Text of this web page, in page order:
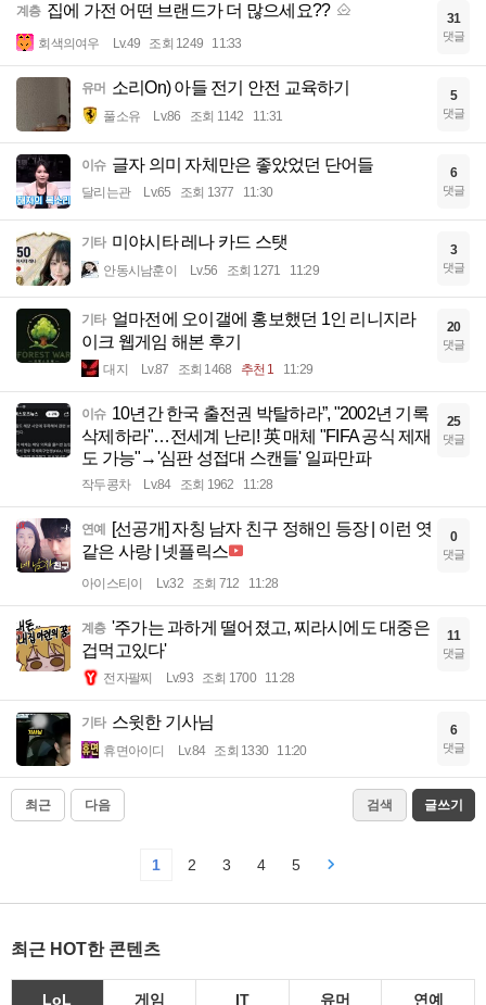
계층 집에 가전 어떤 브랜드가 더 많으세요??
회색의여우 Lv.49 조회 1249 11:33
31
댓글
유머 소리On) 아들 전기 안전 교육하기
풀소유 Lv.86 조회 1142 11:31
5
댓글
이슈 글자 의미 자체만은 좋았었던 단어들
달리는관 Lv.65 조회 1377 11:30
6
댓글
기타 미야시타 레나 카드 스탯
안동시남훈이 Lv.56 조회 1271 11:29
3
댓글
기타 얼마전에 오이갤에 홍보했던 1인 리니지라
이크 웹게임 해본 후기
대지 Lv.87 조회 1468 추천 1 11:29
20
댓글
이슈 10년간 한국 출전권 박탈하라”, "2002년 기록
삭제하라"…전세계 난리! 英 매체 "FIFA 공식 제재
도 가능"→'심판 성접대 스캔들' 일파만파
작두콩차 Lv.84 조회 1962 11:28
25
댓글
연예
[선공개] 자칭 남자 친구 정해인 등장 | 이런 엿
같은 사랑 | 넷플릭스
아이스티이 Lv.32 조회 712 11:28
0
댓글
계층 '주가는 과하게 떨어졌고, 찌라시에도 대중은
겁먹고있다'
전자팔찌 Lv.93 조회 1700 11:28
11
댓글
기타 스윗한 기사님
휴면아이디 Lv.84 조회 1330 11:20
6
댓글
최근 다음 검색 글쓰기
1 2 3 4 5
최근 HOT한 콘텐츠
LoL 게임 IT 유머 연예